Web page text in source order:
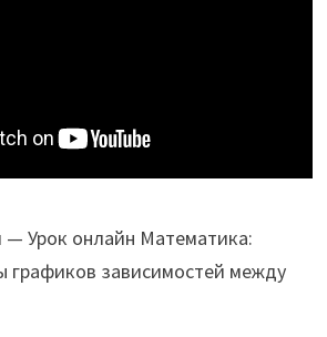
— Урок онлайн Математика:
графиков зависимостей между